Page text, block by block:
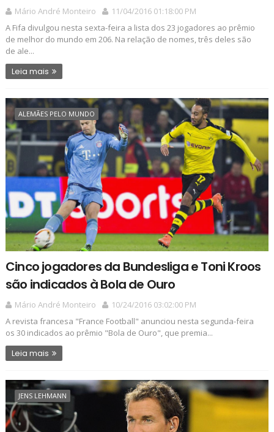
Mário André Monteiro
11/04/2016 01:18:00 PM
A Fifa divulgou nesta sexta-feira a lista dos 23 jogadores ao prêmio
de melhor do mundo em 206. Na relação de nomes, três deles são
de ale...
Leia mais
ALEMÃES PELO MUNDO
Cinco jogadores da Bundesliga e Toni Kroos
são indicados à Bola de Ouro
Mário André Monteiro
10/24/2016 03:02:00 PM
A revista francesa "France Football" anunciou nesta segunda-feira
os 30 indicados ao prêmio "Bola de Ouro", que premia...
Leia mais
JENS LEHMANN